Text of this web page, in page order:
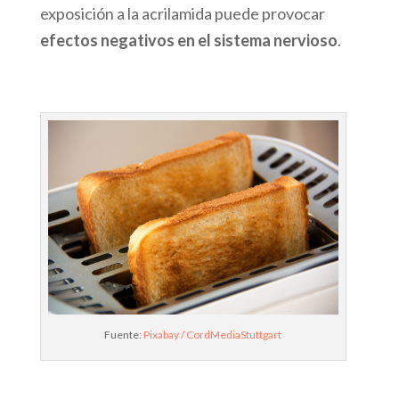
exposición a la acrilamida puede provocar
efectos negativos en el sistema nervioso.
Fuente: Pixabay / CordMediaStuttgart